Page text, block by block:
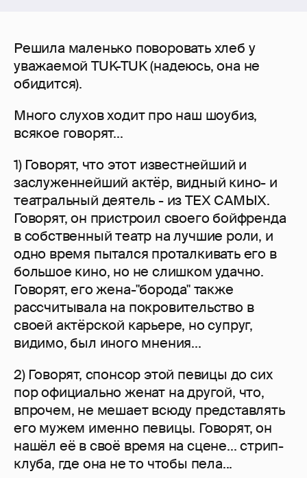
Решила маленько поворовать хлеб у
уважаемой TUK-TUK (надеюсь, она не
обидится).
Много слухов ходит про наш шоубиз,
всякое говорят...
1) Говорят, что этот известнейший и
заслуженнейший актёр, видный кино- и
театральный деятель - из ТЕХ САМЫХ.
Говорят, он пристроил своего бойфренда
в собственный театр на лучшие роли, и
одно время пытался проталкивать его в
большое кино, но не слишком удачно.
Говорят, его жена-"борода" также
рассчитывала на покровительство в
своей актёрской карьере, но супруг,
видимо, был иного мнения...
2) Говорят, спонсор этой певицы до сих
пор официально женат на другой, что,
впрочем, не мешает всюду представлять
его мужем именно певицы. Говорят, он
нашёл её в своё время на сцене... стрип-
клуба, где она не то чтобы пела...